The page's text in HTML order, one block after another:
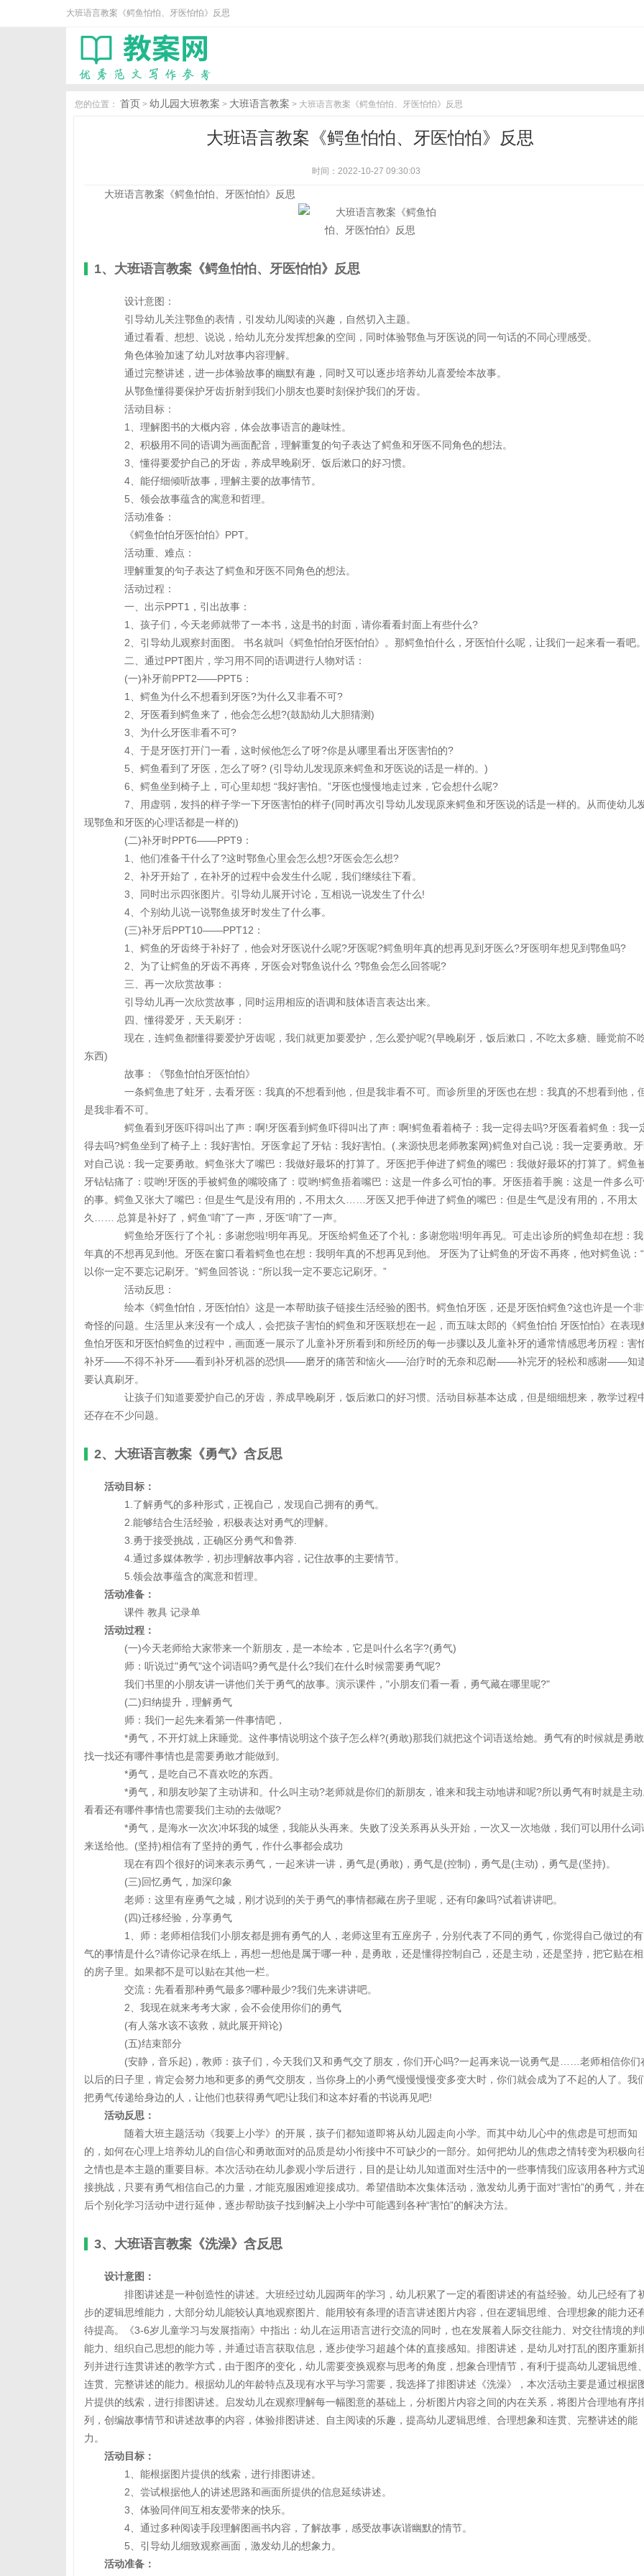
大班语言教案《鳄鱼怕怕、牙医怕怕》反思
您的位置： 首页 > 幼儿园大班教案 > 大班语言教案 > 大班语言教案《鳄鱼怕怕、牙医怕怕》反思
大班语言教案《鳄鱼怕怕、牙医怕怕》反思
时间：2022-10-27 09:30:03
大班语言教案《鳄鱼怕怕、牙医怕怕》反思
1、大班语言教案《鳄鱼怕怕、牙医怕怕》反思
设计意图：
引导幼儿关注鄂鱼的表情，引发幼儿阅读的兴趣，自然切入主题。
通过看看、想想、说说，给幼儿充分发挥想象的空间，同时体验鄂鱼与牙医说的同一句话的不同心理感受。
角色体验加速了幼儿对故事内容理解。
通过完整讲述，进一步体验故事的幽默有趣，同时又可以逐步培养幼儿喜爱绘本故事。
从鄂鱼懂得要保护牙齿折射到我们小朋友也要时刻保护我们的牙齿。
活动目标：
1、理解图书的大概内容，体会故事语言的趣味性。
2、积极用不同的语调为画面配音，理解重复的句子表达了鳄鱼和牙医不同角色的想法。
3、懂得要爱护自己的牙齿，养成早晚刷牙、饭后漱口的好习惯。
4、能仔细倾听故事，理解主要的故事情节。
5、领会故事蕴含的寓意和哲理。
活动准备：
《鳄鱼怕怕牙医怕怕》PPT。
活动重、难点：
理解重复的句子表达了鳄鱼和牙医不同角色的想法。
活动过程：
一、出示PPT1，引出故事：
1、孩子们，今天老师就带了一本书，这是书的封面，请你看看封面上有些什么?
2、引导幼儿观察封面图。 书名就叫《鳄鱼怕怕牙医怕怕》。那鳄鱼怕什么，牙医怕什么呢，让我们一起来看一看吧
二、通过PPT图片，学习用不同的语调进行人物对话：
(一)补牙前PPT2——PPT5：
1、鳄鱼为什么不想看到牙医?为什么又非看不可?
2、牙医看到鳄鱼来了，他会怎么想?(鼓励幼儿大胆猜测)
3、为什么牙医非看不可?
4、于是牙医打开门一看，这时候他怎么了呀?你是从哪里看出牙医害怕的?
5、鳄鱼看到了牙医，怎么了呀? (引导幼儿发现原来鳄鱼和牙医说的话是一样的。)
6、鳄鱼坐到椅子上，可心里却想 “我好害怕。”牙医也慢慢地走过来，它会想什么呢?
7、用虚弱，发抖的样子学一下牙医害怕的样子(同时再次引导幼儿发现原来鳄鱼和牙医说的话是一样的。从而使幼儿
现鄂鱼和牙医的心理话都是一样的)
(二)补牙时PPT6——PPT9：
1、他们准备干什么了?这时鄂鱼心里会怎么想?牙医会怎么想?
2、补牙开始了，在补牙的过程中会发生什么呢，我们继续往下看。
3、同时出示四张图片。引导幼儿展开讨论，互相说一说发生了什么!
4、个别幼儿说一说鄂鱼拔牙时发生了什么事。
(三)补牙后PPT10——PPT12：
1、鳄鱼的牙齿终于补好了，他会对牙医说什么呢?牙医呢?鳄鱼明年真的想再见到牙医么?牙医明年想见到鄂鱼吗?
2、为了让鳄鱼的牙齿不再疼，牙医会对鄂鱼说什么 ?鄂鱼会怎么回答呢?
三、再一次欣赏故事：
引导幼儿再一次欣赏故事，同时运用相应的语调和肢体语言表达出来。
四、懂得爱牙，天天刷牙：
现在，连鳄鱼都懂得要爱护牙齿呢，我们就更加要爱护，怎么爱护呢?(早晚刷牙，饭后漱口，不吃太多糖、睡觉前不
东西)
故事：《鄂鱼怕怕牙医怕怕》
一条鳄鱼患了蛀牙，去看牙医：我真的不想看到他，但是我非看不可。而诊所里的牙医也在想：我真的不想看到他，
是我非看不可。
鳄鱼看到牙医吓得叫出了声：啊!牙医看到鳄鱼吓得叫出了声：啊!鳄鱼看着椅子：我一定得去吗?牙医看着鳄鱼：我一
得去吗?鳄鱼坐到了椅子上：我好害怕。牙医拿起了牙钻：我好害怕。(.来源快思老师教案网)鳄鱼对自己说：我一定要勇敢。
对自己说：我一定要勇敢。鳄鱼张大了嘴巴：我做好最坏的打算了。牙医把手伸进了鳄鱼的嘴巴：我做好最坏的打算了。鳄鱼
牙钻钻痛了：哎哟!牙医的手被鳄鱼的嘴咬痛了：哎哟!鳄鱼捂着嘴巴：这是一件多么可怕的事。牙医捂着手腕：这是一件多么
的事。鳄鱼又张大了嘴巴：但是生气是没有用的，不用太久……牙医又把手伸进了鳄鱼的嘴巴：但是生气是没有用的，不用太
久…… 总算是补好了，鳄鱼“唷”了一声，牙医“唷”了一声。
鳄鱼给牙医行了个礼：多谢您啦!明年再见。牙医给鳄鱼还了个礼：多谢您啦!明年再见。可走出诊所的鳄鱼却在想：
年真的不想再见到他。牙医在窗口看着鳄鱼也在想：我明年真的不想再见到他。 牙医为了让鳄鱼的牙齿不再疼，他对鳄鱼说：
以你一定不要忘记刷牙。”鳄鱼回答说：“所以我一定不要忘记刷牙。”
活动反思：
绘本《鳄鱼怕怕，牙医怕怕》这是一本帮助孩子链接生活经验的图书。鳄鱼怕牙医，还是牙医怕鳄鱼?这也许是一个
奇怪的问题。生活里从来没有一个成人，会把孩子害怕的鳄鱼和牙医联想在一起，而五味太郎的《鳄鱼怕怕 牙医怕怕》在表现
鱼怕牙医和牙医怕鳄鱼的过程中，画面逐一展示了儿童补牙所看到和所经历的每一步骤以及儿童补牙的通常情感思考历程：害
补牙——不得不补牙——看到补牙机器的恐惧——磨牙的痛苦和恼火——治疗时的无奈和忍耐——补完牙的轻松和感谢——知
要认真刷牙。
让孩子们知道要爱护自己的牙齿，养成早晚刷牙，饭后漱口的好习惯。活动目标基本达成，但是细细想来，教学过程
还存在不少问题。
2、大班语言教案《勇气》含反思
活动目标：
1.了解勇气的多种形式，正视自己，发现自己拥有的勇气。
2.能够结合生活经验，积极表达对勇气的理解。
3.勇于接受挑战，正确区分勇气和鲁莽.
4.通过多媒体教学，初步理解故事内容，记住故事的主要情节。
5.领会故事蕴含的寓意和哲理。
活动准备：
课件 教具 记录单
活动过程：
(一)今天老师给大家带来一个新朋友，是一本绘本，它是叫什么名字?(勇气)
师：听说过"勇气"这个词语吗?勇气是什么?我们在什么时候需要勇气呢?
我们书里的小朋友讲一讲他们关于勇气的故事。演示课件，"小朋友们看一看，勇气藏在哪里呢?"
(二)归纳提升，理解勇气
师：我们一起先来看第一件事情吧，
*勇气，不开灯就上床睡觉。这件事情说明这个孩子怎么样?(勇敢)那我们就把这个词语送给她。勇气有的时候就是勇
找一找还有哪件事情也是需要勇敢才能做到。
*勇气，是吃自己不喜欢吃的东西。
*勇气，和朋友吵架了主动讲和。什么叫主动?老师就是你们的新朋友，谁来和我主动地讲和呢?所以勇气有时就是主
看看还有哪件事情也需要我们主动的去做呢?
*勇气，是海水一次次冲坏我的城堡，我能从头再来。失败了没关系再从头开始，一次又一次地做，我们可以用什么词
来送给他。(坚持)相信有了坚持的勇气，作什么事都会成功
现在有四个很好的词来表示勇气，一起来讲一讲，勇气是(勇敢)，勇气是(控制)，勇气是(主动)，勇气是(坚持)。
(三)回忆勇气，加深印象
老师：这里有座勇气之城，刚才说到的关于勇气的事情都藏在房子里呢，还有印象吗?试着讲讲吧。
(四)迁移经验，分享勇气
1、师：老师相信我们小朋友都是拥有勇气的人，老师这里有五座房子，分别代表了不同的勇气，你觉得自己做过的
气的事情是什么?请你记录在纸上，再想一想他是属于哪一种，是勇敢，还是懂得控制自己，还是主动，还是坚持，把它贴在
的房子里。如果都不是可以贴在其他一栏。
交流：先看看那种勇气最多?哪种最少?我们先来讲讲吧。
2、我现在就来考考大家，会不会使用你们的勇气
(有人落水该不该救，就此展开辩论)
(五)结束部分
(安静，音乐起)，教师：孩子们，今天我们又和勇气交了朋友，你们开心吗?一起再来说一说勇气是……老师相信你们
以后的日子里，肯定会努力地和更多的勇气交朋友，当你身上的小勇气慢慢慢慢变多变大时，你们就会成为了不起的人了。我
把勇气传递给身边的人，让他们也获得勇气吧!让我们和这本好看的书说再见吧!
活动反思：
随着大班主题活动《我要上小学》的开展，孩子们都知道即将从幼儿园走向小学。而其中幼儿心中的焦虑是可想而知
的，如何在心理上培养幼儿的自信心和勇敢面对的品质是幼小衔接中不可缺少的一部分。如何把幼儿的焦虑之情转变为积极向
之情也是本主题的重要目标。本次活动在幼儿参观小学后进行，目的是让幼儿知道面对生活中的一些事情我们应该用各种方式
接挑战，只要有勇气相信自己的力量，才能克服困难迎接成功。希望借助本次集体活动，激发幼儿勇于面对“害怕”的勇气，并
后个别化学习活动中进行延伸，逐步帮助孩子找到解决上小学中可能遇到各种“害怕”的解决方法。
3、大班语言教案《洗澡》含反思
设计意图：
排图讲述是一种创造性的讲述。大班经过幼儿园两年的学习，幼儿积累了一定的看图讲述的有益经验。幼儿已经有了
步的逻辑思维能力，大部分幼儿能较认真地观察图片、能用较有条理的语言讲述图片内容，但在逻辑思维、合理想象的能力还
待提高。《3-6岁儿童学习与发展指南》中指出：幼儿在运用语言进行交流的同时，也在发展着人际交往能力、对交往情境的
能力、组织自己思想的能力等，并通过语言获取信息，逐步使学习超越个体的直接感知。排图讲述，是幼儿对打乱的图序重新
列并进行连贯讲述的教学方式，由于图序的变化，幼儿需要变换观察与思考的角度，想象合理情节，有利于提高幼儿逻辑思维
连贯、完整讲述的能力。根据幼儿的年龄特点及现有水平与学习需要，我选择了排图讲述《洗澡》，本次活动主要是通过根据
片提供的线索，进行排图讲述。启发幼儿在观察理解每一幅图意的基础上，分析图片内容之间的内在关系，将图片合理地有序
列，创编故事情节和讲述故事的内容，体验排图讲述、自主阅读的乐趣，提高幼儿逻辑思维、合理想象和连贯、完整讲述的能
力。
活动目标：
1、能根据图片提供的线索，进行排图讲述。
2、尝试根据他人的讲述思路和画面所提供的信息延续讲述。
3、体验同伴间互相友爱带来的快乐。
4、通过多种阅读手段理解图画书内容，了解故事，感受故事诙谐幽默的情节。
5、引导幼儿细致观察画面，激发幼儿的想象力。
活动准备：